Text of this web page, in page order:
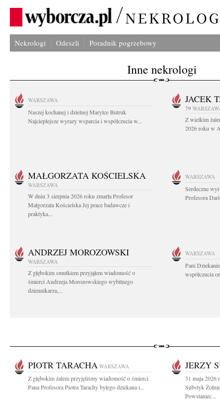
Nekrologi Odeszli Poradnik pogrzebowy
Inne nekrologi
WARSZAWA
Naszej kochanej i dzielnej Marylce Butruk
Najcieplejsze wyrazy wsparcia i współczucia w...
JACEK
79
Z wielkim
2026 roku w
MAŁGORZATA KOŚCIELSKA
WARSZAWA
W dniu 3 sierpnia 2026 roku zmarła Profesor
Małgorzata Kościelska Jej prace badawcze i
praktyka...
WARSZAWA
Serdeczne
Profesora
ANDRZEJ MOROZOWSKI
WARSZAWA
Z głębokim smutkiem przyjąłem wiadomość o
śmierci Andrzeja Morozowskiego wybitnego
dziennikarza,...
WARSZAWA
Pani
współczucia
PIOTR TARACHA WARSZAWA
Z głębokim żalem przyjęliśmy wiadomość o śmierci
Pana Profesora Piotra Tarachy byłego dziekana i...
JERZY
31 maja 2026
Substyk
Powstaniec...